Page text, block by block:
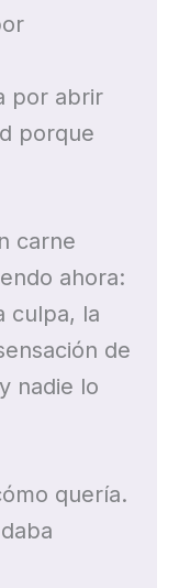
por abrir
porque
carne
ahora:
culpa, la
de
nadie lo
quería.